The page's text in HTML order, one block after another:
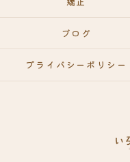
ブログ
プライバシーポリシー